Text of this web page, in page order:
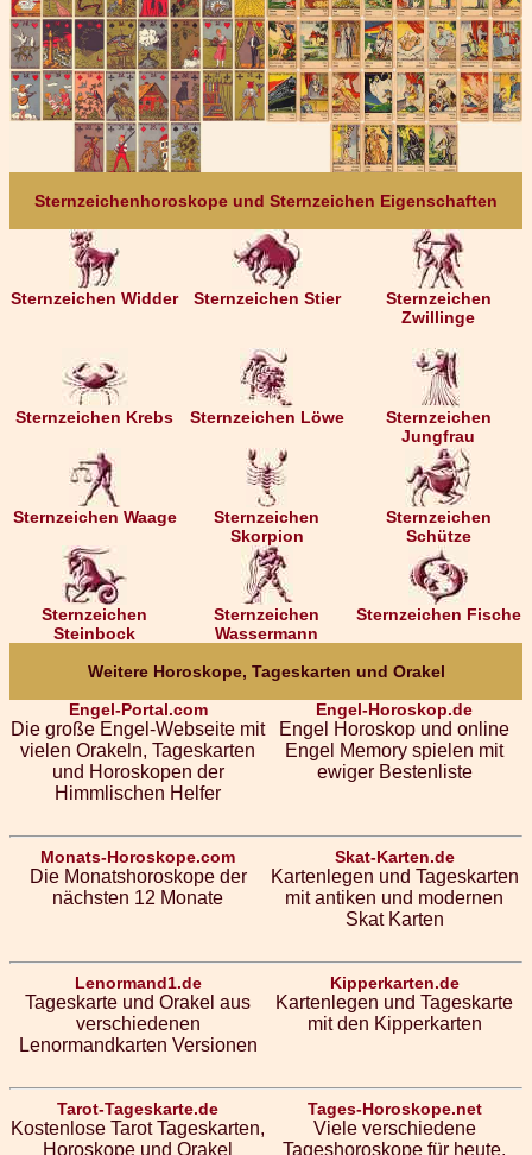
Sternzeichenhoroskope und Sternzeichen Eigenschaften
Sternzeichen Widder Sternzeichen Stier
Sternzeichen
Zwillinge
Sternzeichen Krebs Sternzeichen Löwe
Sternzeichen
Jungfrau
Sternzeichen Waage
Sternzeichen
Skorpion
Sternzeichen
Schütze
Sternzeichen
Steinbock
Sternzeichen
Wassermann
Sternzeichen Fische
Weitere Horoskope, Tageskarten und Orakel
Engel-Portal.com
Die große Engel-Webseite mit
vielen Orakeln, Tageskarten
und Horoskopen der
Himmlischen Helfer
Engel-Horoskop.de
Engel Horoskop und online
Engel Memory spielen mit
ewiger Bestenliste
Monats-Horoskope.com
Die Monatshoroskope der
nächsten 12 Monate
Skat-Karten.de
Kartenlegen und Tageskarten
mit antiken und modernen
Skat Karten
Lenormand1.de
Tageskarte und Orakel aus
verschiedenen
Lenormandkarten Versionen
Kipperkarten.de
Kartenlegen und Tageskarte
mit den Kipperkarten
Tarot-Tageskarte.de
Kostenlose Tarot Tageskarten,
Horoskope und Orakel
Tages-Horoskope.net
Viele verschiedene
Tageshoroskope für heute,